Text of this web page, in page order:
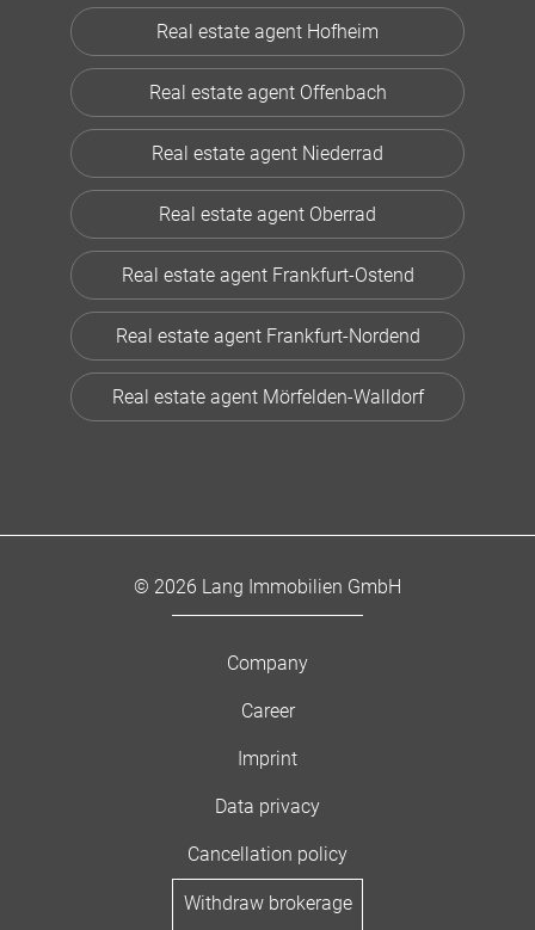
Real estate agent Hofheim
Real estate agent Offenbach
Real estate agent Niederrad
Real estate agent Oberrad
Real estate agent Frankfurt-Ostend
Real estate agent Frankfurt-Nordend
Real estate agent Mörfelden-Walldorf
© 2026 Lang Immobilien GmbH
Company
Career
Imprint
Data privacy
Cancellation policy
Withdraw brokerage